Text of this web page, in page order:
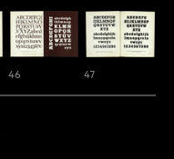
46 47